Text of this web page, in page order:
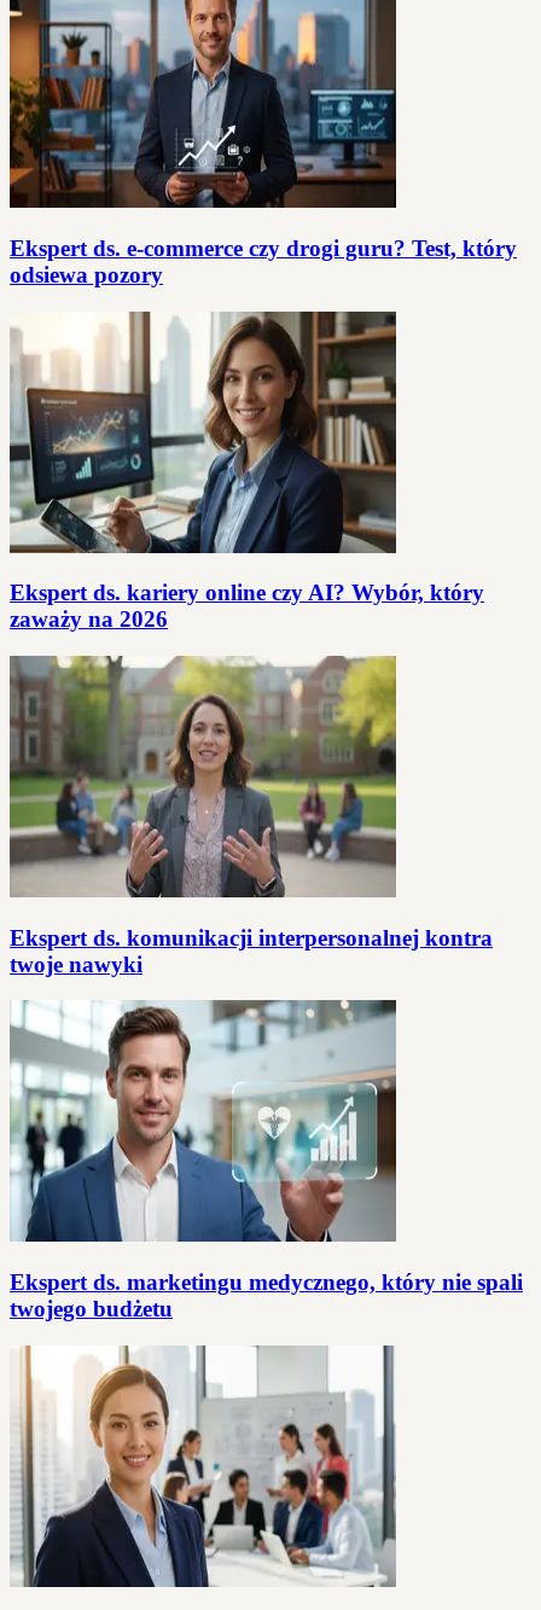
Ekspert ds. e-commerce czy drogi guru? Test, który
odsiewa pozory
Ekspert ds. kariery online czy AI? Wybór, który
zaważy na 2026
Ekspert ds. komunikacji interpersonalnej kontra
twoje nawyki
Ekspert ds. marketingu medycznego, który nie spali
twojego budżetu